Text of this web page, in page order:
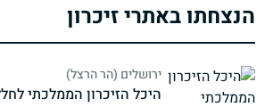
הנצחתו באתרי זיכרון
ירושלים (הר הרצל)
היכל הזיכרון הממלכתי